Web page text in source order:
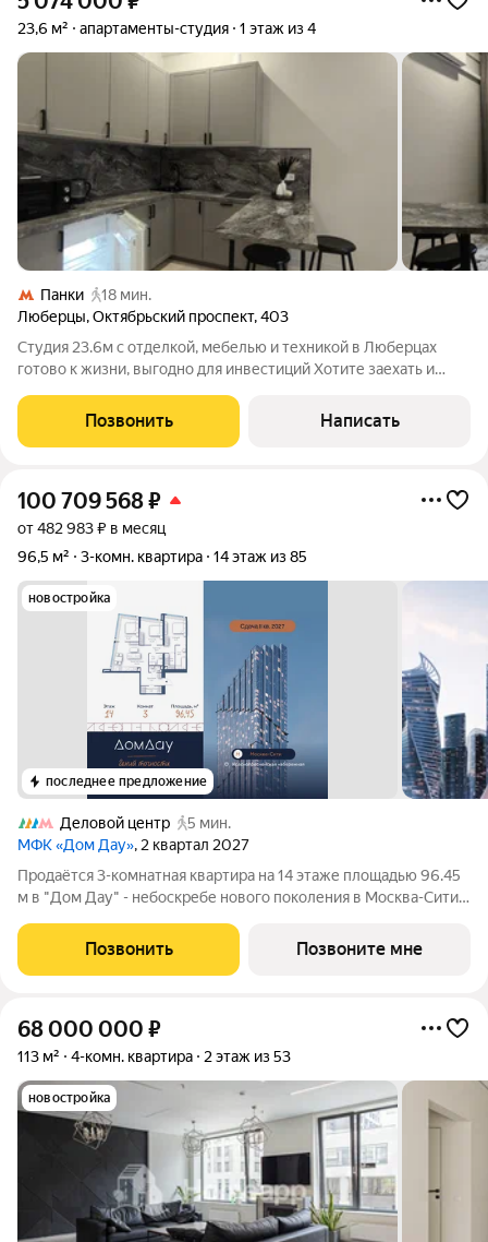
23,6 м² апартаменты-студия 1 этаж из 4
Панки
18 мин.
Люберцы,Октябрьский проспект,403
Студия 23.6м с отделкой, мебелью и техникой в Люберцах
готово к жизни, выгодно для инвестиций Хотите заехать и
студия в «Октябрьском лофт квартале» (ЛОТ 1071) создана
именно для вас.
Позвонить Написать
100 709 568₽
от 482 983 ₽ в месяц
96,5 м²
3-комн. квартира 14 этаж из 85
новостройка
последнее предложение
Деловой центр
5 мин.
МФК «Дом Дау», 2 квартал 2027
Прoдаётся 3-кoмнaтнaя квартира на 14 этаже площадью 96.45
м в "Дом Дау" - небоскребе нового поколения в Москва-Сити.
нeбocкpeб, рacпoложeнный в самoм сердце делoвoй столицы
Pоccии. Это больше, чeм
Позвонить Позвоните мне
68 000 000 ₽
113 м² 4-комн. квартира 2 этаж из 53
новостройка